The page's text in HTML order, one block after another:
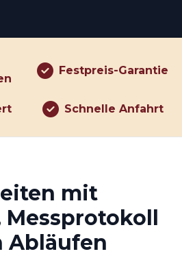
Festpreis-Garantie
Schnelle Anfahrt
mit
Messprotokoll
Abläufen